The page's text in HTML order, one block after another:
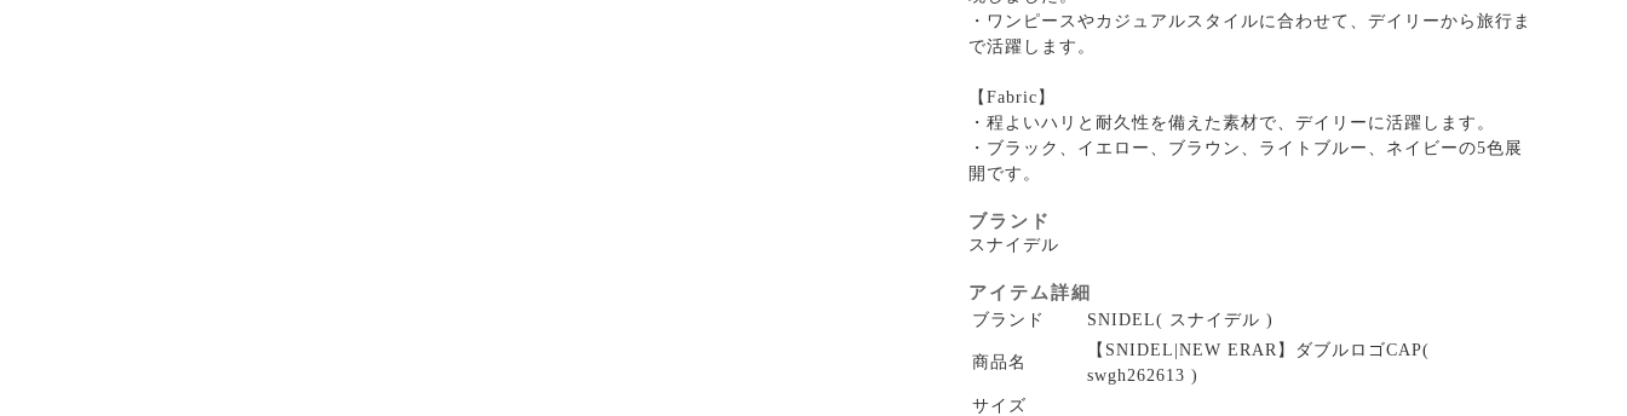
・ワンピースやカジュアルスタイルに合わせて、デイリーから旅行ま
で活躍します。
【Fabric】
・程よいハリと耐久性を備えた素材で、デイリーに活躍します。
・ブラック、イエロー、ブラウン、ライトブルー、ネイビーの5色展
開です。
ブランド
スナイデル
アイテム詳細
ブランド SNIDEL( スナイデル )
商品名
【SNIDEL|NEW ERAR】ダブルロゴCAP(
swgh262613 )
サイズ